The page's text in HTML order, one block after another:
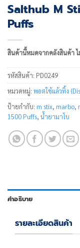
Salthub M
Puffs
สินค้านี้หมดจากคลังสินค้า
รหัสสินค้า: PD0249
หมวดหมู่: พอตใช้แล้วทิ้ง
ป้ายกำกับ: m stix, marbo,
1500 Puffs, น้ำยามาโบ
คำอธิบาย
รายละเอียดสินค้า